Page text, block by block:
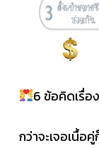
6 ข้อคิดเรื่อ
กว่าจะเจอเนื้อ